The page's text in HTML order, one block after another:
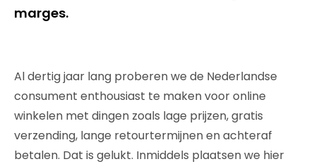
marges.
Al dertig jaar lang proberen we de Nederlandse
consument enthousiast te maken voor online
winkelen met dingen zoals lage prijzen, gratis
verzending, lange retourtermijnen en achteraf
betalen. Dat is gelukt. Inmiddels plaatsen we hier